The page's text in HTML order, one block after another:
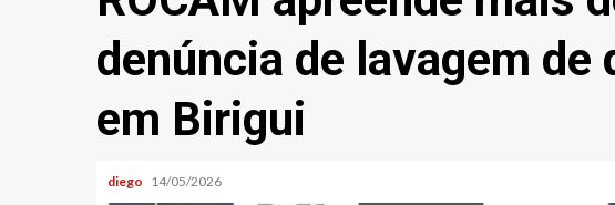
denúncia de lavagem
em Birigui
diego 14/05/2026